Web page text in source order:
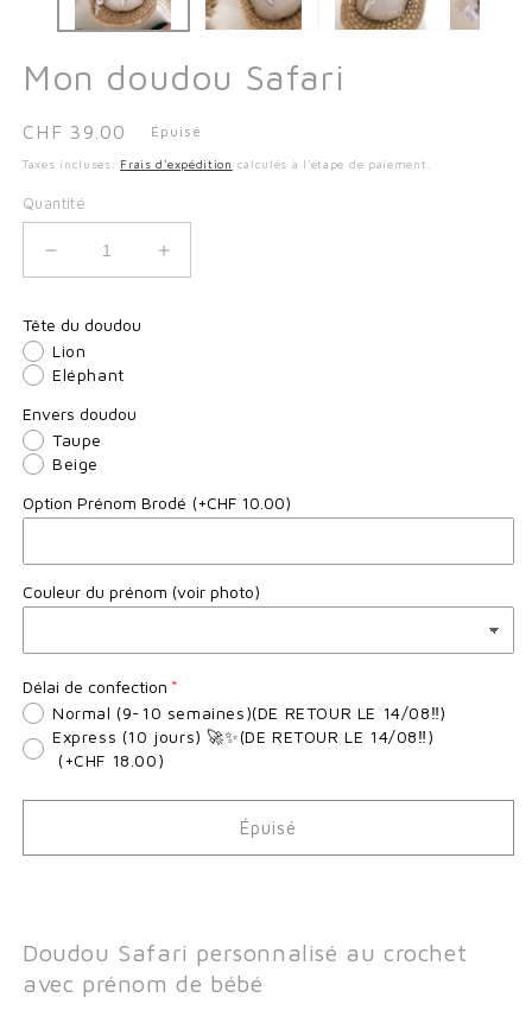
Mon doudou Safari
Prix
habituel
CHF 39.00 Épuisé
Taxes incluses. Frais d'expédition calculés à l'étape de paiement.
Quantité
Réduire
la
de
Mon
doudou
Safari
Augmenter
la
Tête du doudou
Lion
Eléphant
Envers doudou
Taupe
Beige
Option Prénom Brodé (+CHF 10.00)
Couleur du prénom (voir photo)
Délai de confection
Normal (9-10 semaines)(DE RETOUR LE 14/08‼️)
Express (10 jours) 🚀✨(DE RETOUR LE 14/08‼️)
(+CHF 18.00)
Épuisé
Doudou Safari personnalisé au crochet
avec prénom de bébé